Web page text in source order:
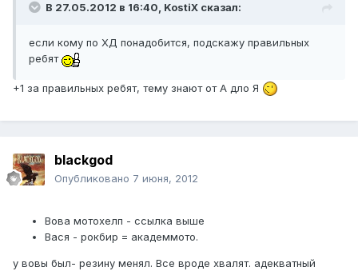
В 27.05.2012 в 16:40, KostiX сказал:
если кому по ХД понадобится, подскажу правильных
ребят
+1 за правильных ребят, тему знают от А дло Я
blackgod
Опубликовано 7 июня, 2012
Вова мотохелп - ссылка выше
Вася - рокбир = академмото.
у вовы был- резину менял. Все вроде хвалят. адекватный